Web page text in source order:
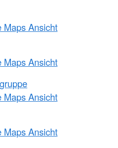
Maps Ansicht
Maps Ansicht
Maps Ansicht
Maps Ansicht